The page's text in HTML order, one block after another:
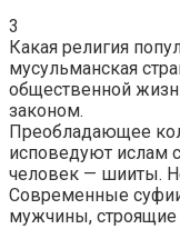
3
Какая религия
мусульманская
общественной
законом.
Преобладающее
исповедуют ислам
человек — шииты.
Современные
мужчины,